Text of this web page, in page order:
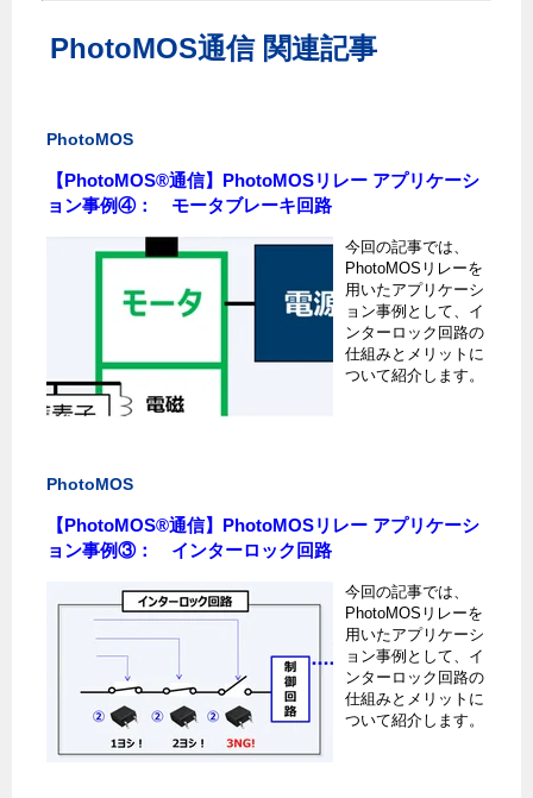
PhotoMOS通信 関連記事
PhotoMOS
【PhotoMOS®通信】PhotoMOSリレー アプリケーシ
ョン事例④： モータブレーキ回路
今回の記事では、
PhotoMOSリレーを
用いたアプリケーシ
ョン事例として、イ
ンターロック回路の
仕組みとメリットに
ついて紹介します。
PhotoMOS
【PhotoMOS®通信】PhotoMOSリレー アプリケーシ
ョン事例③： インターロック回路
今回の記事では、
PhotoMOSリレーを
用いたアプリケーシ
ョン事例として、イ
ンターロック回路の
仕組みとメリットに
ついて紹介します。